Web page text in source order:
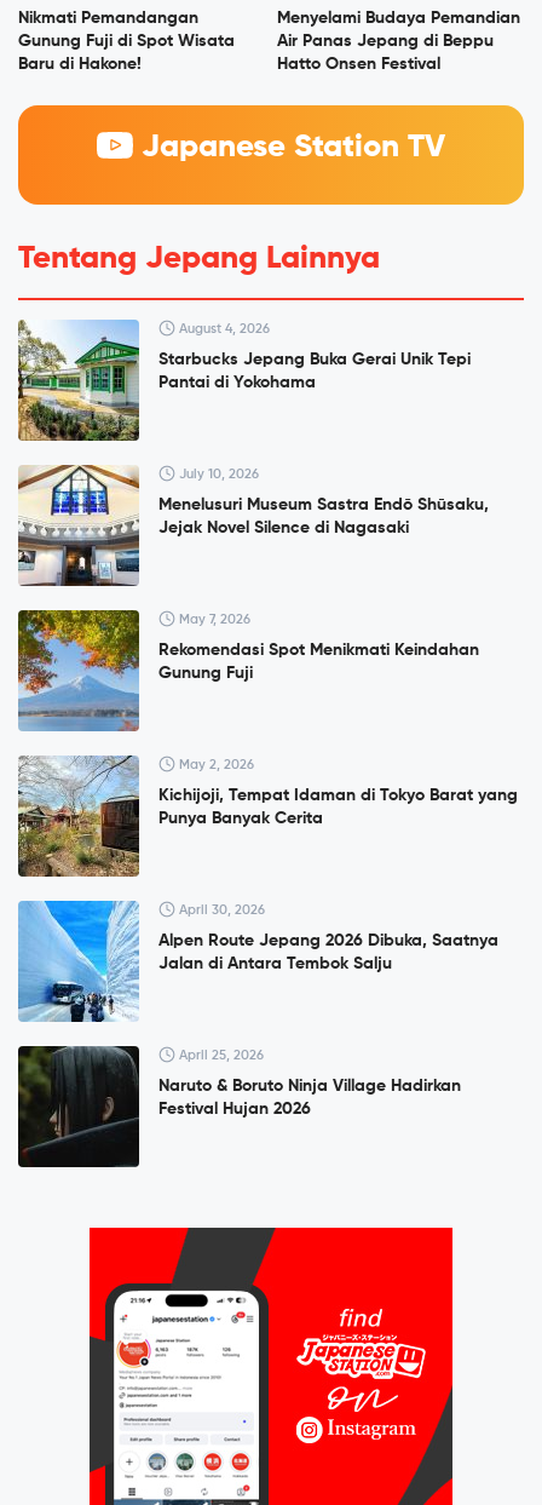
Nikmati Pemandangan
Gunung Fuji di Spot Wisata
Baru di Hakone!
Menyelami Budaya Pemandian
Air Panas Jepang di Beppu
Hatto Onsen Festival
Japanese Station TV
Tentang Jepang Lainnya
August 4, 2026
Starbucks Jepang Buka Gerai Unik Tepi
Pantai di Yokohama
July 10, 2026
Menelusuri Museum Sastra Endō Shūsaku,
Jejak Novel Silence di Nagasaki
May 7, 2026
Rekomendasi Spot Menikmati Keindahan
Gunung Fuji
May 2, 2026
Kichijoji, Tempat Idaman di Tokyo Barat yang
Punya Banyak Cerita
April 30, 2026
Alpen Route Jepang 2026 Dibuka, Saatnya
Jalan di Antara Tembok Salju
April 25, 2026
Naruto & Boruto Ninja Village Hadirkan
Festival Hujan 2026